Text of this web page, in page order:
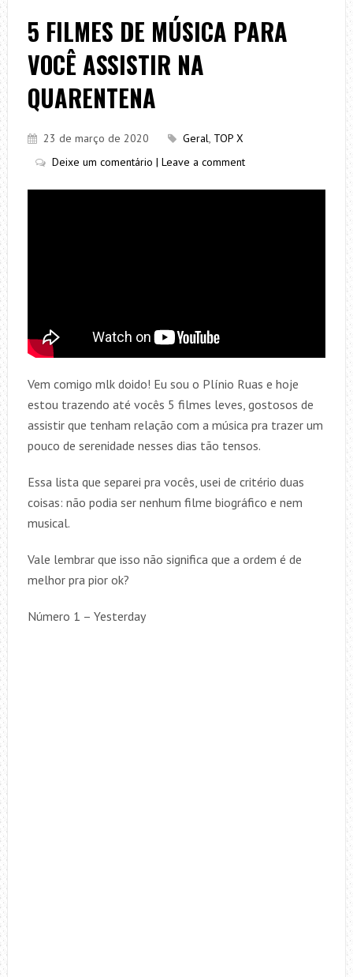
5 FILMES DE MÚSICA PARA
VOCÊ ASSISTIR NA
QUARENTENA
23 de março de 2020 Geral, TOP X
Deixe um comentário | Leave a comment
Vem comigo mlk doido! Eu sou o Plínio Ruas e hoje
estou trazendo até vocês 5 filmes leves, gostosos de
assistir que tenham relação com a música pra trazer um
pouco de serenidade nesses dias tão tensos.
Essa lista que separei pra vocês, usei de critério duas
coisas: não podia ser nenhum filme biográfico e nem
musical.
Vale lembrar que isso não significa que a ordem é de
melhor pra pior ok?
Número 1 – Yesterday